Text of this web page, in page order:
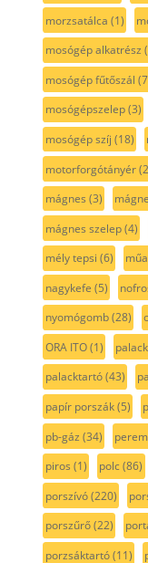
morzsatálca (1)
mosógép alkatrész
mosógép fűtőszál
mosógépszelep(3)
mosógép szíj (18)
motorforgótányér
mágnes (3)
mágnes szelep(4)
mély tepsi (6)
nagykefe (5)
nyomógomb(28)
ORA ITO(1)
palacktartó(43)
papír porszák(5)
pb-gáz (34) perem
piros (1) polc(86)
porszívó(220)
porszűrő(22)
porzsáktartó(11)